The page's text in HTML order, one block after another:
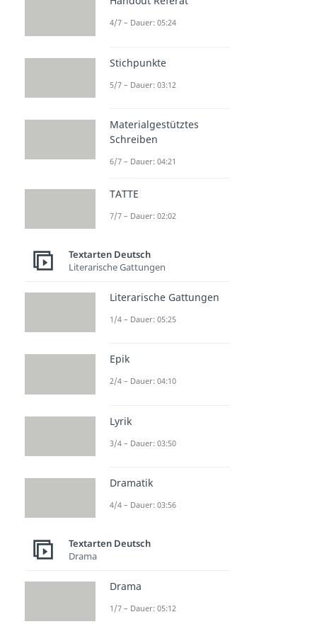
4/7 – Dauer: 05:24
Stichpunkte
5/7 – Dauer: 03:12
Materialgestütztes
Schreiben
6/7 – Dauer: 04:21
TATTE
7/7 – Dauer: 02:02
Textarten Deutsch
Literarische Gattungen
Literarische Gattungen
1/4 – Dauer: 05:25
Epik
2/4 – Dauer: 04:10
Lyrik
3/4 – Dauer: 03:50
Dramatik
4/4 – Dauer: 03:56
Textarten Deutsch
Drama
Drama
1/7 – Dauer: 05:12